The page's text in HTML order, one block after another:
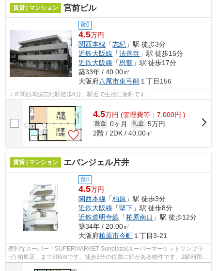
賃貸 | マンション 宮前ビル
敷0
4.5万円
関西本線 「志紀 」駅 徒歩3分
近鉄大阪線 「法善寺 」駅 徒歩15分
近鉄大阪線 「恩智 」駅 徒歩17分
築33年 / 40.00㎡
大阪府八尾市東弓削 １丁目156
ＪＲ関西本線志紀駅徒歩6分、駅近で生活に便利です。
4.5万円 (管理費等：7,000円 )
敷金 0ヶ月 礼金 5万円
2階 / 2DK / 40.00㎡
賃貸 | マンション エバンジェル片井
敷0
4.5万円
関西本線 「柏原 」駅 徒歩3分
近鉄大阪線 「堅下 」駅 徒歩8分
近鉄道明寺線 「柏原南口 」駅 徒歩12分
築34年 / 20.00㎡
大阪府柏原市今町 １丁目3-21
便利なスーパー「SUPERMARKET Sunplaza(スーパーマーケットサンプラ
ザ) 柏原店」まで306mです。徒歩3分の位置に駅がある物件です。2駅利用で
きるので電車をよく使う方におすすめな物件...